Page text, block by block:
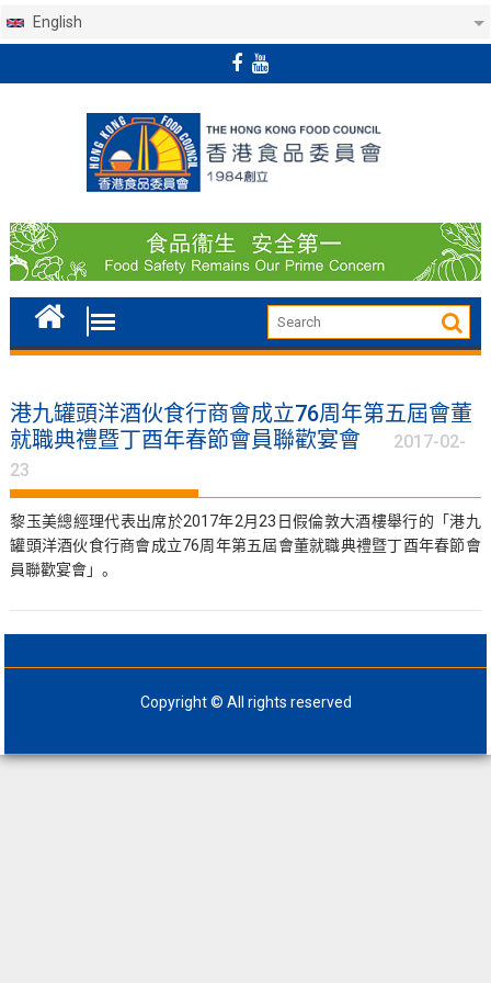
English
港九罐頭洋酒伙食行商會成立76周年第五屆會董
就職典禮暨丁酉年春節會員聯歡宴會
2017-02-
23
黎玉美總經理代表出席於2017年2月23日假倫敦大酒樓舉行的「港九
罐頭洋酒伙食行商會成立76周年第五屆會董就職典禮暨丁酉年春節會
員聯歡宴會」。
Copyright © All rights reserved